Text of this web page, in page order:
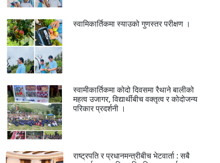
स्वामिकार्तिकमा स्याउको गुणस्तर परीक्षण ।
स्वामीकार्तिकमा कोदो दिवसमा रैथाने बालीको
महत्व उजागर, विद्यार्थीबीच वक्तृत्व र कोदोजन्य
परिकार प्रदर्शनी ।
राष्ट्रपति र प्रधानमन्त्रीबीच भेटवार्ता : सबै